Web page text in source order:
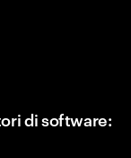
di software: